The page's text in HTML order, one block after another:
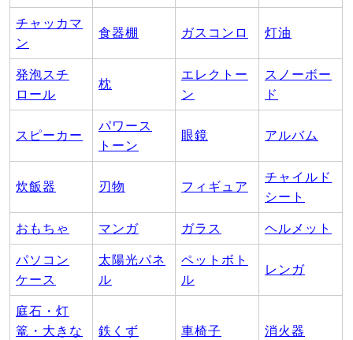
チャッカマ
ン
食器棚 ガスコンロ 灯油
発泡スチ
ロール
枕
エレクトー
ン
スノーボー
ド
スピーカー
パワース
トーン
眼鏡 アルバム
炊飯器 刃物 フィギュア
チャイルド
シート
おもちゃ マンガ ガラス ヘルメット
パソコン
ケース
太陽光パネ
ル
ペットボト
ル
レンガ
庭石・灯
篭・大きな
鉄くず 車椅子 消火器